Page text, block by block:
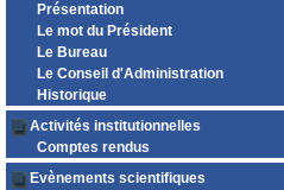
Présentation
Le mot du Président
Le Bureau
Le Conseil d'Administration
Historique
Activités institutionnelles
Comptes rendus
Evènements scientifiques